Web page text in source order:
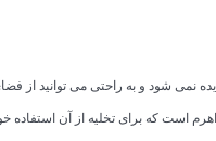
شود و به راحتی می توانید از
است که برای تخلیه از آن استفاده